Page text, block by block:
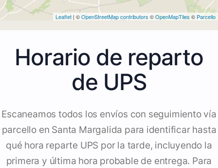
Leaflet | ©OpenStreetMap contributors ©OpenMapTiles © Parcello
Horario de reparto
de UPS
Escaneamos todos los envíos con seguimiento vía
parcello en Santa Margalida para identificar hasta
qué hora reparte UPS por la tarde, incluyendo la
primera y última hora probable de entrega. Para